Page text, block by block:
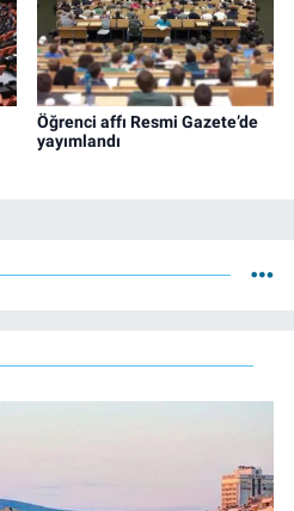
Öğrenci affı Resmi Gazete’de
yayımlandı